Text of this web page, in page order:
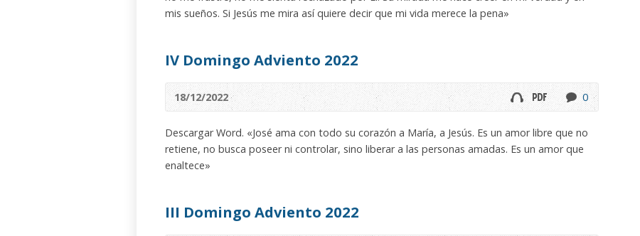
mis sueños. Si Jesús me mira así quiere decir que mi vida merece la pena»
IV Domingo Adviento 2022
18/12/2022 0
Descargar Word. «José ama con todo su corazón a María, a Jesús. Es un amor libre que no
retiene, no busca poseer ni controlar, sino liberar a las personas amadas. Es un amor que
enaltece»
III Domingo Adviento 2022